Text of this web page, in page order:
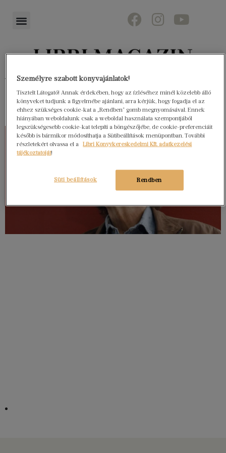
Könyvektől az olvasókig
Személyre szabott könyvajánlatok!
Tisztelt Látogató! Annak érdekében, hogy az ízléséhez minél közelebb álló
könyveket tudjunk a figyelmébe ajánlani, arra kérjük, hogy fogadja el az
ehhez szükséges cookie-kat a „Rendben” gomb megnyomásával. Ennek
hiányában weboldalunk csak a weboldal használata szempontjából
legszükségesebb cookie-kat telepíti a böngészőjébe, de cookie-preferenciáit
később is bármikor módosíthatja a Sütibeállítások menüpontban. További
részletekért olvassa el a
Libri Könyvkereskedelmi Kft. adatkezelési
tájékoztatóját!
Rendben
Süti beállítások